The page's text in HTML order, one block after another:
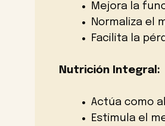
Mejora la
Normaliza el
Facilita la
Nutrición Integral:
Actúa como
Estimula el